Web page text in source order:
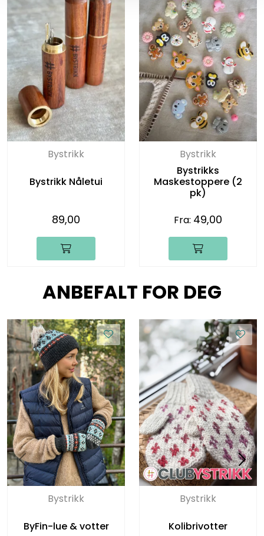
Bystrikk
Bystrikk Nåletui
89,00
Bystrikk
Bystrikks
Maskestoppere (2
pk)
Fra: 49,00
ANBEFALT FOR DEG
Bystrikk
ByFin-lue & votter
Bystrikk
Kolibrivotter